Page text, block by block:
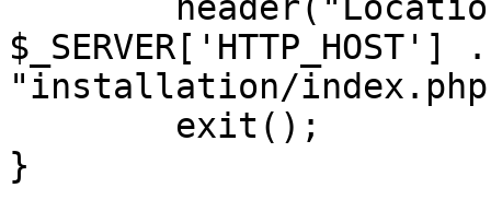
"installation/
}